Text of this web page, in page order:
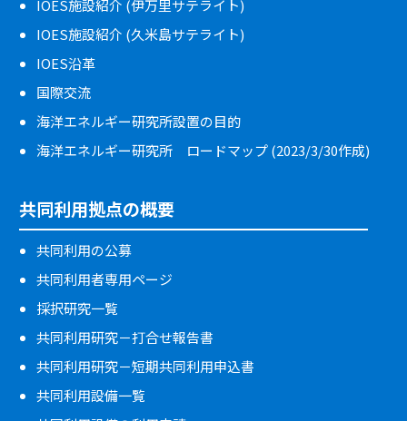
IOES施設紹介 (伊万里サテライト)
IOES施設紹介 (久米島サテライト)
IOES沿革
国際交流
海洋エネルギー研究所設置の目的
海洋エネルギー研究所 ロードマップ (2023/3/30作成)
共同利用拠点の概要
共同利用の公募
共同利用者専用ページ
採択研究一覧
共同利用研究－打合せ報告書
共同利用研究－短期共同利用申込書
共同利用設備一覧